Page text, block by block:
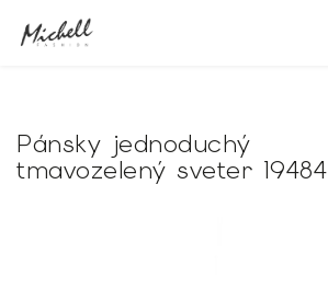
Pánsky jednoduchý
tmavozelený sveter 19484